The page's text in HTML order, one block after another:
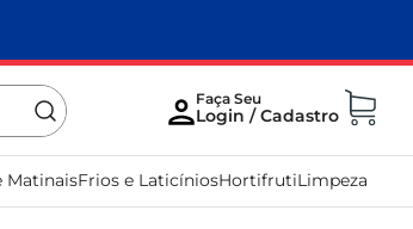
MatinaisFrios e LaticíniosHortifrutiLimpeza